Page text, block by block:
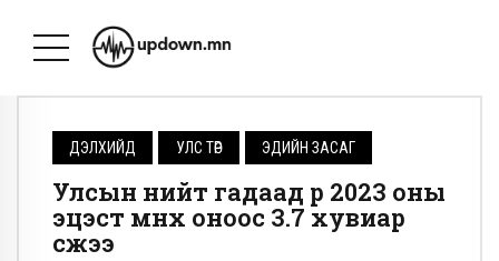
ДЭЛХИЙД УЛС ТӨР ЭДИЙН ЗАСАГ
Улсын нийт гадаад өр 2023 оны
эцэст өмнөх оноос 3.7 хувиар
өсжээ